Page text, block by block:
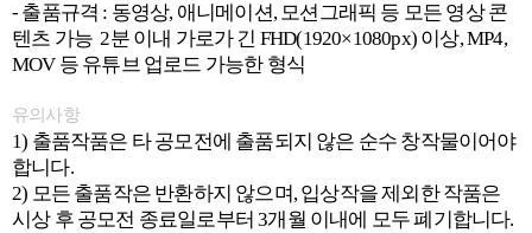
- 출품규격 : 동영상, 애니메이션, 모션그래픽 등 모든 영상 콘
텐츠 가능 2분 이내 가로가 긴 FHD(1920×1080px) 이상, MP4,
MOV 등 유튜브 업로드 가능한 형식
유의사항
1) 출품작품은 타 공모전에 출품되지 않은 순수 창작물이어야
합니다.
2) 모든 출품작은 반환하지 않으며, 입상작을 제외한 작품은
시상 후 공모전 종료일로부터 3개월 이내에 모두 폐기합니다.